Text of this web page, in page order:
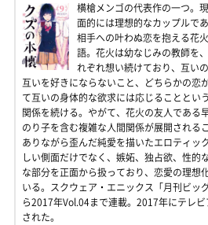
横槍メンゴの代表作の一つ。
面的には理想的なカップルで
相手への叶わぬ恋を抱える花
語。花火は幼なじみの教師を
れぞれ想い続けており、互い
互いを好きにならないこと、どちらかの恋
て互いの身体的な欲求には応じることとい
関係を続ける。やがて、花火の友人である
のり子を含む複雑な人間関係が展開される
ありながら歪んだ純愛を描いたエロティッ
しい側面だけでなく、嫉妬、独占欲、性的
な部分を正面から扱っており、恋愛の理想
いる。スクウェア・エニックス「月刊ビッ
ら2017年Vol.04まで連載。2017年にテレ
された。